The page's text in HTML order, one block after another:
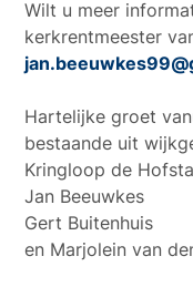
Wilt u meer
kerkrentmeester
Hartelijke groet
bestaande uit
Kringloop de
Jan Beeuwkes
Gert Buitenhuis
en Marjolein van